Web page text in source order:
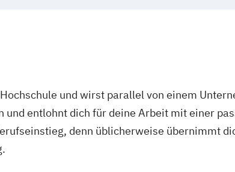
und wirst parallel von einem
und entlohnt dich für deine Arbeit mit einer
denn üblicherweise übernimmt